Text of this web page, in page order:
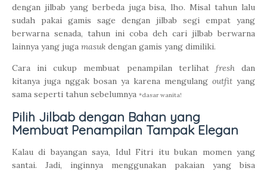
dengan jilbab yang berbeda juga bisa, lho. Misal tahun lalu
sudah pakai gamis sage dengan jilbab segi empat yang
berwarna senada, tahun ini coba deh cari jilbab berwarna
lainnya yang juga masuk dengan gamis yang dimiliki.
Cara ini cukup membuat penampilan terlihat freshdan
kitanya juga nggak bosan ya karena mengulang outfit yang
sama seperti tahun sebelumnya *dasar wanita!
Pilih Jilbab dengan Bahan yang
Membuat Penampilan Tampak Elegan
Kalau di bayangan saya, Idul Fitri itu bukan momen yang
santai. Jadi, inginnya menggunakan pakaian yang bisa